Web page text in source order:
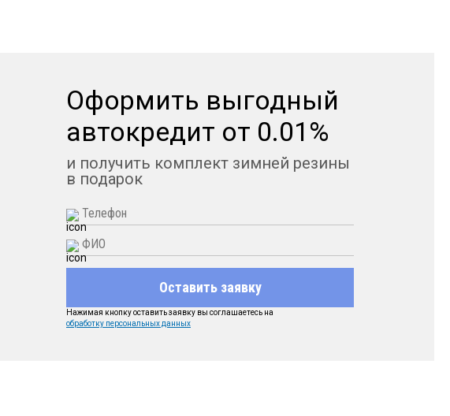
Оформить выгодный
автокредит от 0.01%
и получить комплект зимней резины
в подарок
Оставить заявку
Нажимая кнопку оставить заявку вы соглашаетесь на
обработку персональных данных